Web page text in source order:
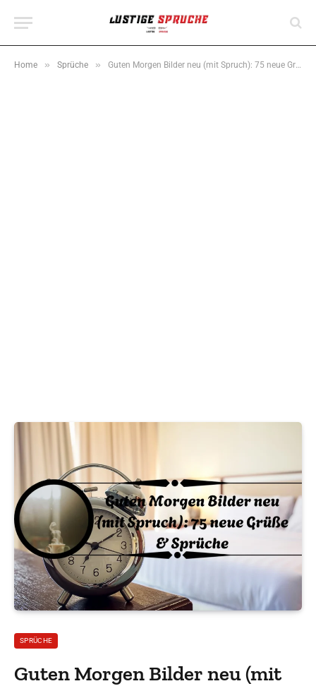
Home » Sprüche » Guten Morgen Bilder neu (mit Spruch): 75 neue Grüße & Sprüche
SPRÜCHE
Guten Morgen Bilder neu (mit